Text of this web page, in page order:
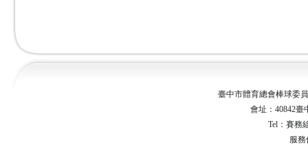
臺中市體育總會棒球委員
會址：40842臺
Tel：賽務
服